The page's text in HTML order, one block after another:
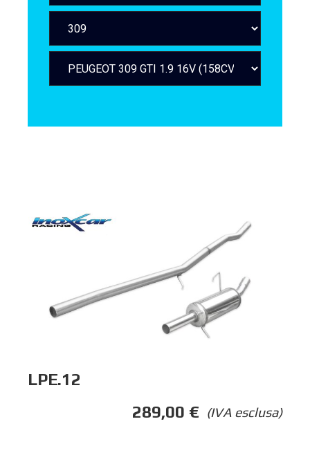
LPE.12
(IVA esclusa)
289,00 €